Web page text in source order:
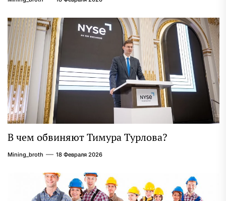
В чем обвиняют Тимура Турлова?
Mining_broth 18 Февраля 2026